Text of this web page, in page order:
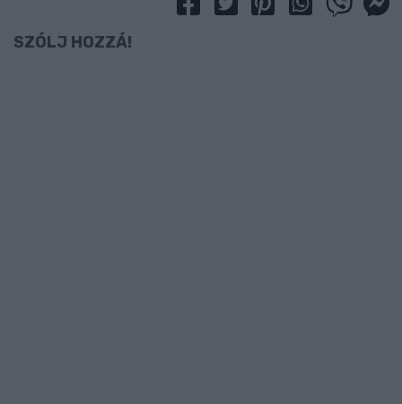
SZÓLJ HOZZÁ!